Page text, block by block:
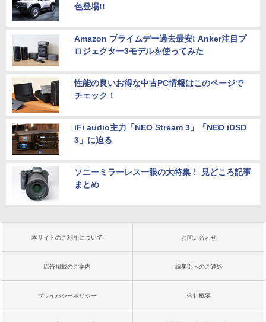
色登場!!
Amazon プライムデー過去最安! Anker注目プ
ロジェクター3モデルを使ってみた
性能の良いお得な中古PC情報はこのページで
チェック！
iFi audio主力「NEO Stream 3」「NEO iDSD
3」に迫る
ソニーミラーレス一眼の大特集！ 見どころ記事
まとめ
本サイトのご利用について お問い合わせ
広告掲載のご案内 編集部へのご連絡
プライバシーポリシー 会社概要